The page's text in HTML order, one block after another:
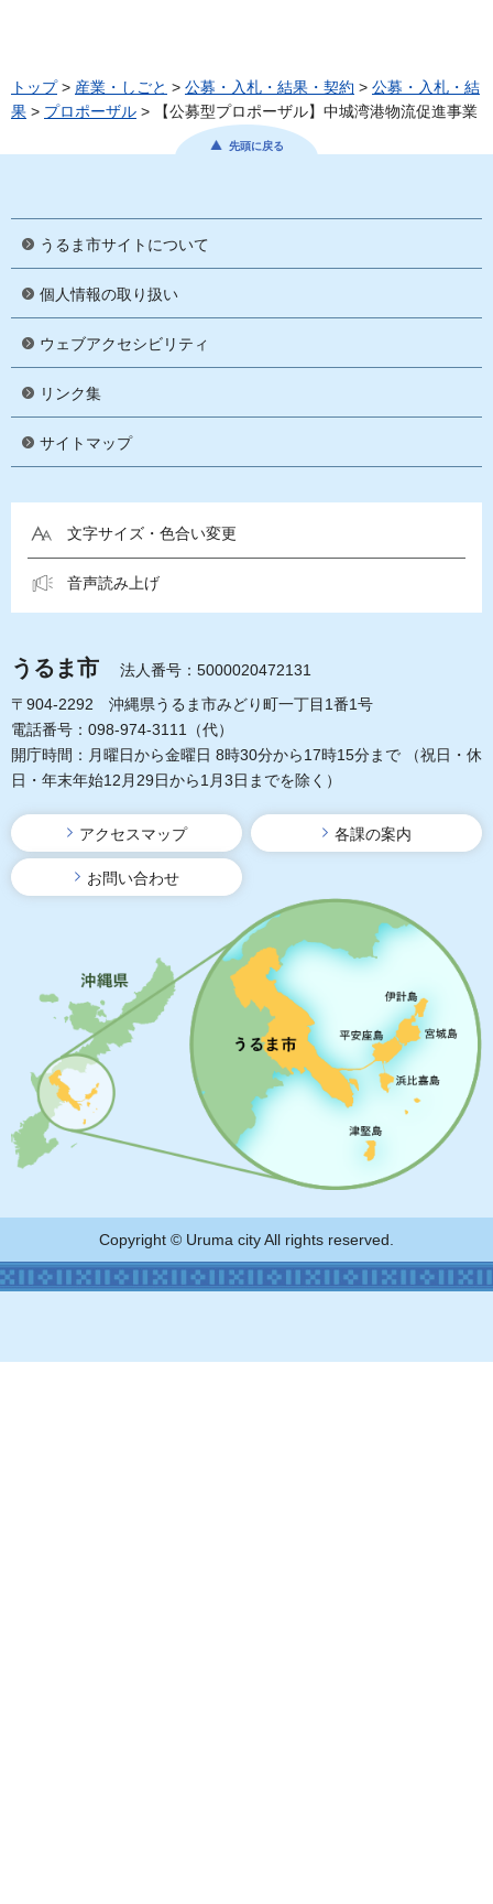
トップ> 産業・しごと > 公募・入札・結果・契約 > 公募・入札・結
果 > プロポーザル > 【公募型プロポーザル】中城湾港物流促進事業
先頭に戻る
うるま市サイトについて
個人情報の取り扱い
ウェブアクセシビリティ
リンク集
サイトマップ
文字サイズ・色合い変更
音声読み上げ
うるま市
法人番号：5000020472131
〒904-2292 沖縄県うるま市みどり町一丁目1番1号
電話番号：098-974-3111（代）
開庁時間：月曜日から金曜日 8時30分から17時15分まで
（祝日・休
日・年末年始12月29日から1月3日までを除く）
アクセスマップ 各課の案内
お問い合わせ
Copyright © Uruma city All rights reserved.